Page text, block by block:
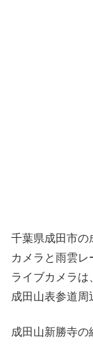
千葉県成田市の
カメラと雨雲レ
ライブカメラは
成田山表参道周
成田山新勝寺の